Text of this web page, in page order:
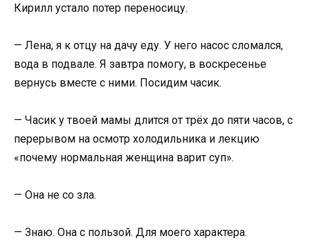
Кирилл устало потер переносицу.
— Лена, я к отцу на дачу еду. У него насос сломался,
вода в подвале. Я завтра помогу, в воскресенье
вернусь вместе с ними. Посидим часик.
— Часик у твоей мамы длится от трёх до пяти часов, с
перерывом на осмотр холодильника и лекцию
«почему нормальная женщина варит суп».
— Она не со зла.
— Знаю. Она с пользой. Для моего характера.